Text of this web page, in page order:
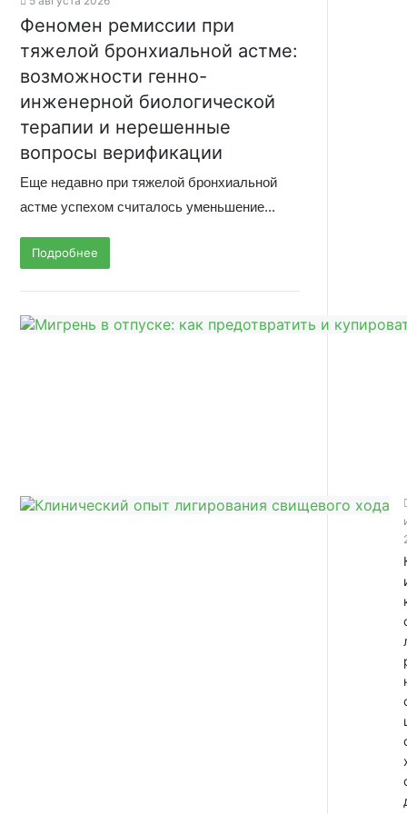
Феномен ремиссии при
тяжелой бронхиальной астме:
возможности генно-
инженерной биологической
терапии и нерешенные
вопросы верификации
Еще недавно при тяжелой бронхиальной
астме успехом считалось уменьшение...
Подробнее